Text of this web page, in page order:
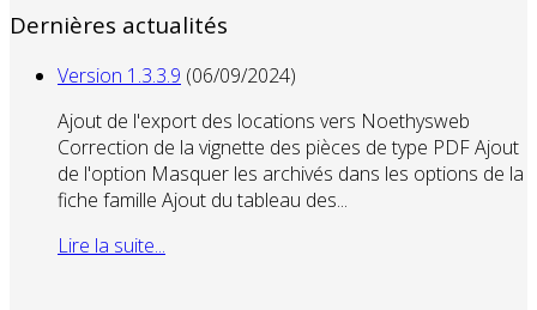
Dernières actualités
Version 1.3.3.9 (06/09/2024)
Ajout de l'export des locations vers Noethysweb
Correction de la vignette des pièces de type PDF Ajout
de l'option Masquer les archivés dans les options de la
fiche famille Ajout du tableau des...
Lire la suite...